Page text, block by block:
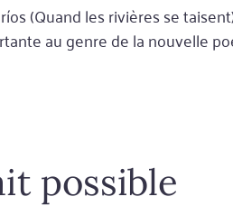
(Quand les rivières se
au genre de la nouvelle
possible